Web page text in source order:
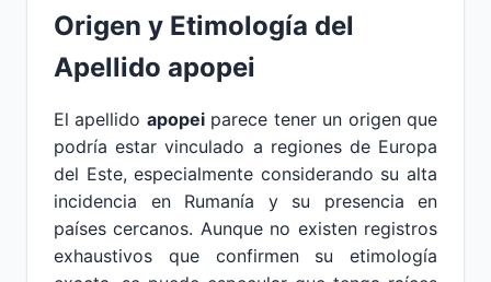
Origen y Etimología del
Apellido apopei
El apellido apopeiparece tener un origen que
podría estar vinculado a regiones de Europa
del Este, especialmente considerando su alta
incidencia en Rumanía y su presencia en
países cercanos. Aunque no existen registros
exhaustivos que confirmen su etimología